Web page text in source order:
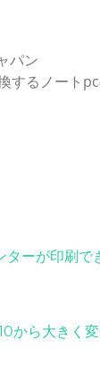
パン
するノート
ーが印刷で
から大きく変